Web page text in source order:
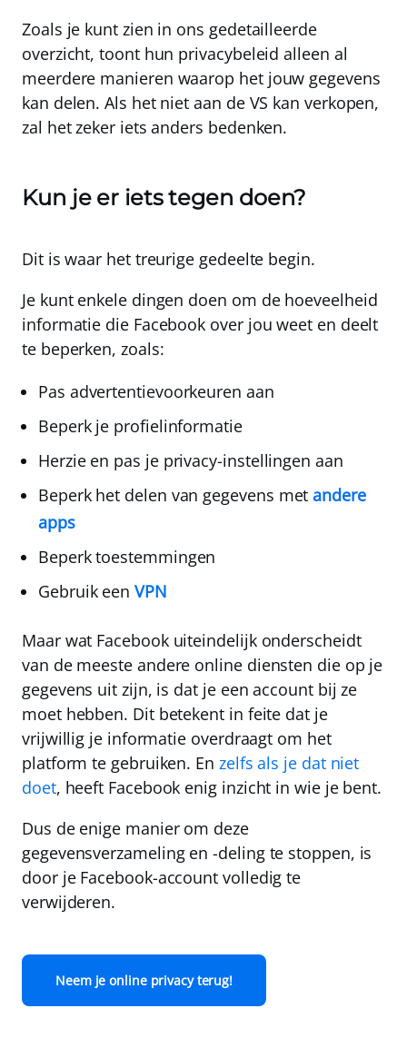
Zoals je kunt zien in ons gedetailleerde
overzicht, toont hun privacybeleid alleen al
meerdere manieren waarop het jouw gegevens
kan delen. Als het niet aan de VS kan verkopen,
zal het zeker iets anders bedenken.
Kun je er iets tegen doen?
Dit is waar het treurige gedeelte begin.
Je kunt enkele dingen doen om de hoeveelheid
informatie die Facebook over jou weet en deelt
te beperken, zoals:
Pas advertentievoorkeuren aan
Beperk je profielinformatie
Herzie en pas je privacy-instellingen aan
Beperk het delen van gegevens metandere
apps
Beperk toestemmingen
Gebruik eenVPN
Maar wat Facebook uiteindelijk onderscheidt
van de meeste andere online diensten die op je
gegevens uit zijn, is dat je een account bij ze
moet hebben. Dit betekent in feite dat je
vrijwillig je informatie overdraagt om het
platform te gebruiken. En zelfs als je dat niet
doet, heeft Facebook enig inzicht in wie je bent.
Dus de enige manier om deze
gegevensverzameling en -deling te stoppen, is
door je Facebook-account volledig te
verwijderen.
Neem je online privacy terug!